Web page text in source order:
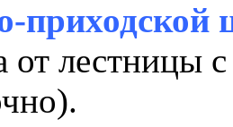
приходской
от лестницы